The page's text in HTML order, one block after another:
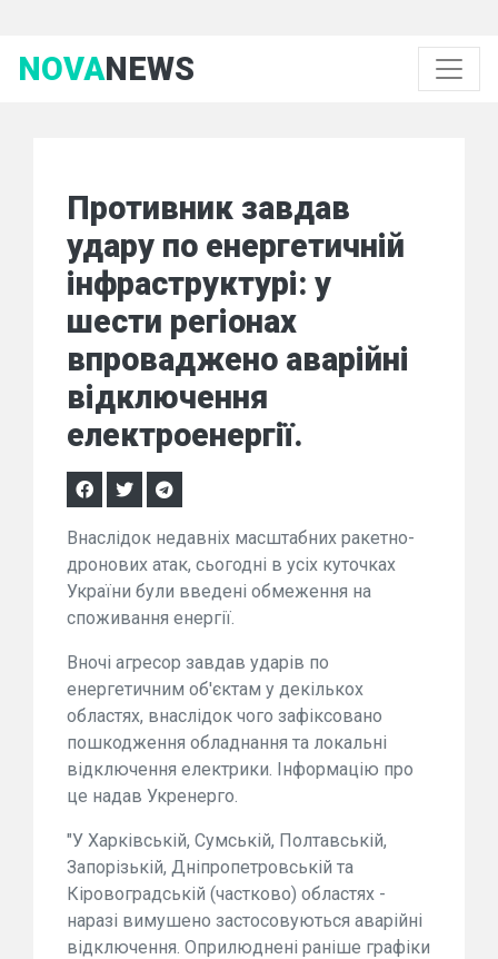
NOVANEWS
Противник завдав
удару по енергетичній
інфраструктурі: у
шести регіонах
впроваджено аварійні
відключення
електроенергії.
Внаслідок недавніх масштабних ракетно-
дронових атак, сьогодні в усіх куточках
України були введені обмеження на
споживання енергії.
Вночі агресор завдав ударів по
енергетичним об'єктам у декількох
областях, внаслідок чого зафіксовано
пошкодження обладнання та локальні
відключення електрики. Інформацію про
це надав Укренерго.
"У Харківській, Сумській, Полтавській,
Запорізькій, Дніпропетровській та
Кіровоградській (частково) областях -
наразі вимушено застосовуються аварійні
відключення. Оприлюднені раніше графіки